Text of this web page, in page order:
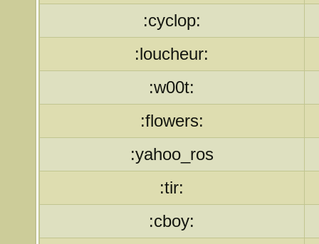
:cyclop:
:loucheur:
:w00t:
:flowers:
:yahoo_ros
:tir:
:cboy: